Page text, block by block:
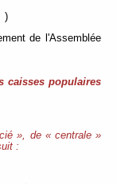
de l'Assemblée
caisses populaires
», de « centrale »
: